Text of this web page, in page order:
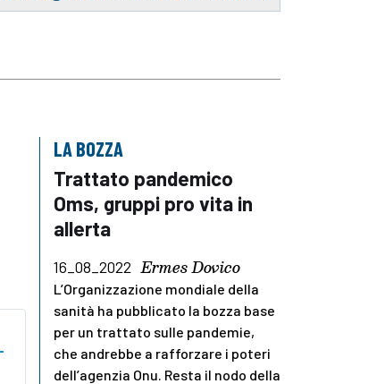
LA BOZZA
Trattato pandemico
Oms, gruppi pro vita in
allerta
16_08_2022 Ermes Dovico
L’Organizzazione mondiale della
sanità ha pubblicato la bozza base
per un trattato sulle pandemie,
che andrebbe a rafforzare i poteri
dell’agenzia Onu. Resta il nodo della